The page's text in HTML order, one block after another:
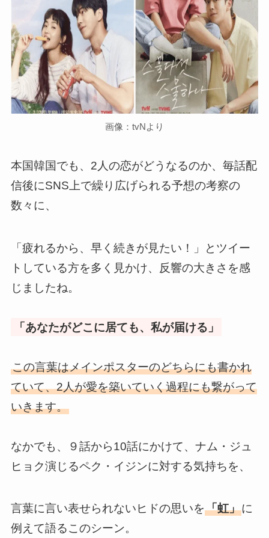
画像：tvNより
本国韓国でも、2人の恋がどうなるのか、毎話配
信後にSNS上で繰り広げられる予想の考察の
数々に、
「疲れるから、早く続きが見たい！」とツイー
トしている方を多く見かけ、反響の大きさを感
じましたね。
「あなたがどこに居ても、私が届ける」
この言葉はメインポスターのどちらにも書かれ
ていて、2人が愛を築いていく過程にも繋がって
いきます。
なかでも、９話から10話にかけて、ナム・ジュ
ヒョク演じるペク・イジンに対する気持ちを、
言葉に言い表せられないヒドの思いを「虹」に
例えて語るこのシーン。